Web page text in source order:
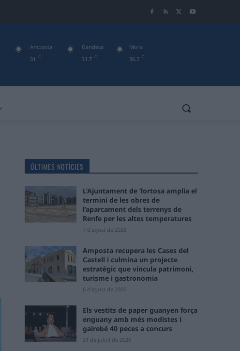
31
C
Amposta
31.7 C
Gandesa
36.2 C
Mora
ÚLTIMES NOTÍCIES
L’Ajuntament de Tortosa amplia el
termini de les obres de
l’aparcament dels terrenys de
Renfe per les altes temperatures
7 d'agost de 2026
Amposta recupera les Cases del
Castell i culmina un projecte
estratègic que vincula patrimoni,
turisme i gastronomia
6 d'agost de 2026
Els vestits de paper guanyen força
enguany amb més modistes i
gairebé 40 peces a concurs
31 de juliol de 2026